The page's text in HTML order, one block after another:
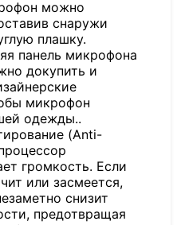
можно
снаружи
плашку.
панель микрофона
докупить и
микрофон
одежды..
(Anti-
громкость. Если
или засмеется,
снизит
предотвращая